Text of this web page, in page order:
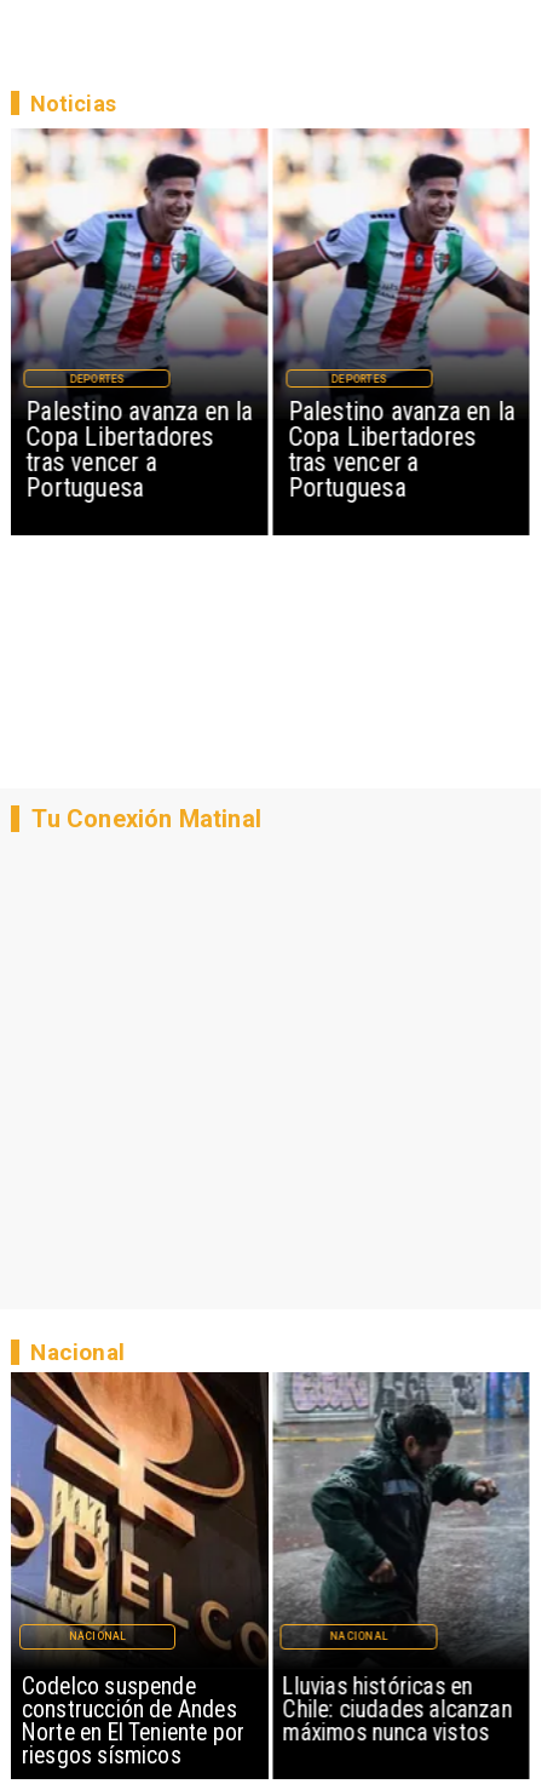
Palestino avanza en la
Copa Libertadores
tras vencer a
Portuguesa
DEPORTES
Palestino avanza en la
Copa Libertadores
tras vencer a
Portuguesa
DEPORTES
Noticias
Tu Conexión Matinal
Lluvias históricas en
Chile: ciudades alcanzan
máximos nunca vistos
NACIONAL
Senado aprueba
mecanismo de
compensación municipal
NACIONAL
Nacional